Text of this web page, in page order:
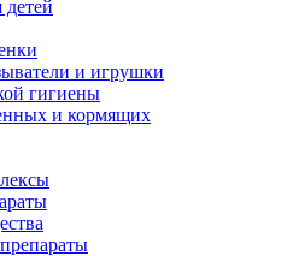
детей
и игрушки
гигиены
и кормящих